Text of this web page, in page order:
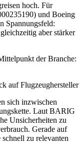
hoch. Für
und Boeing
Spannungsfeld:
aber stärker
der Branche:
auf Flugzeughersteller
sich inzwischen
Laut BARIG
Unsicherheiten zu
Gerade auf
zu relevanten